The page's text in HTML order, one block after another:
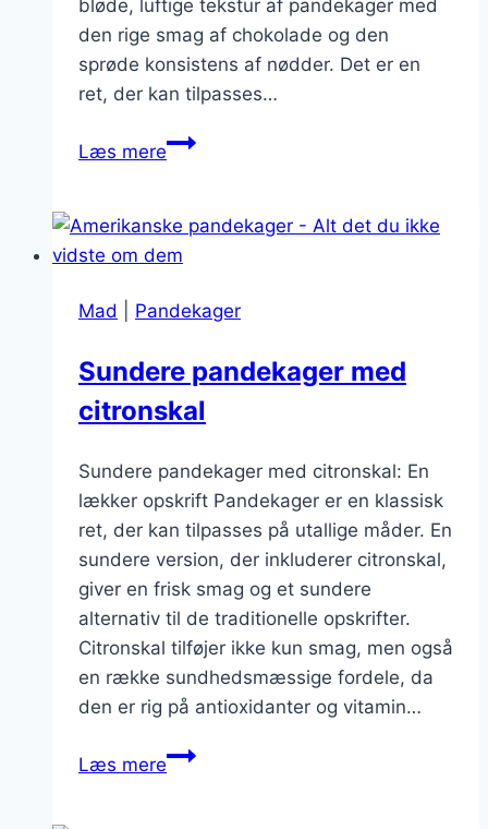
bløde, luftige tekstur af pandekager med
den rige smag af chokolade og den
sprøde konsistens af nødder. Det er en
ret, der kan tilpasses…
Læs merePandekager
og
nødder
weekend
Mad Pandekager
Sundere pandekager med
citronskal
Sundere pandekager med citronskal: En
lækker opskrift Pandekager er en klassisk
ret, der kan tilpasses på utallige måder. En
sundere version, der inkluderer citronskal,
giver en frisk smag og et sundere
alternativ til de traditionelle opskrifter.
Citronskal tilføjer ikke kun smag, men også
en række sundhedsmæssige fordele, da
den er rig på antioxidanter og vitamin…
Læs mereSundere